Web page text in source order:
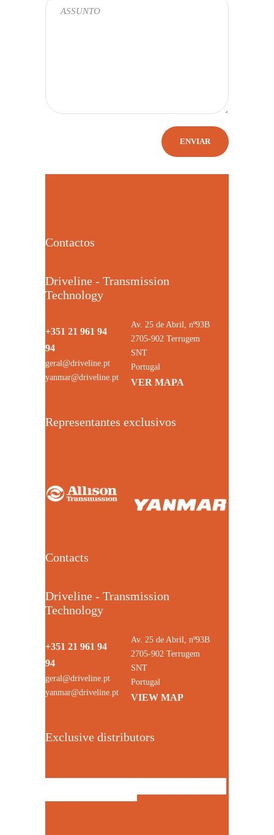
Contactos
Driveline - Transmission
Technology
+351 21 961 94
94
geral@driveline.pt
yanmar@driveline.pt
Av. 25 de Abril, nº93B
2705-902 Terrugem
SNT
Portugal
VER MAPA
Representantes exclusivos
Contacts
Driveline - Transmission
Technology
+351 21 961 94
94
geral@driveline.pt
yanmar@driveline.pt
Av. 25 de Abril, nº93B
2705-902 Terrugem
SNT
Portugal
VIEW MAP
Exclusive distributors